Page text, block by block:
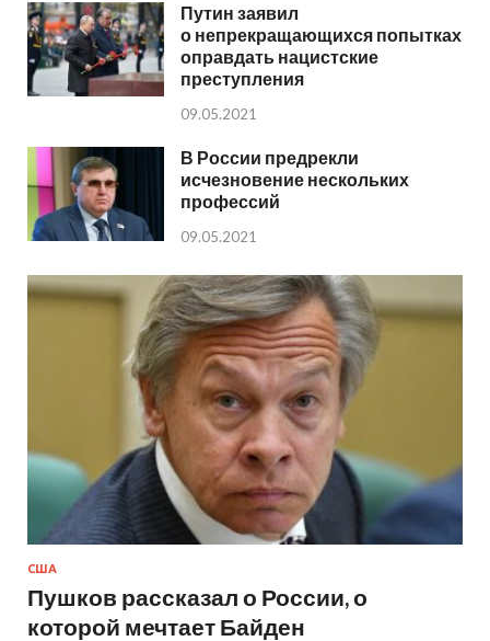
Путин заявил
о непрекращающихся попытках
оправдать нацистские
преступления
09.05.2021
В России предрекли
исчезновение нескольких
профессий
09.05.2021
США
Пушков рассказал о России, о
которой мечтает Байден